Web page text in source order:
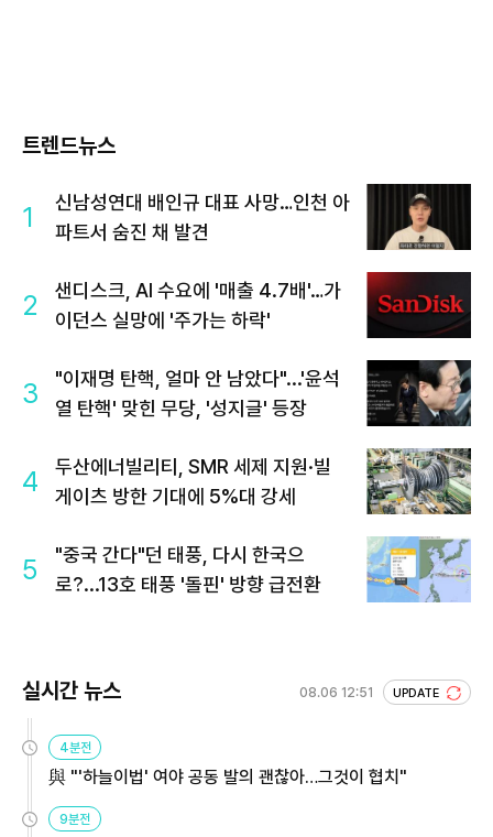
트렌드뉴스
1
신남성연대 배인규 대표 사망…인천 아
파트서 숨진 채 발견
2
샌디스크, AI 수요에 '매출 4.7배'…가
이던스 실망에 '주가는 하락'
3
"이재명 탄핵, 얼마 안 남았다"...'윤석
열 탄핵' 맞힌 무당, '성지글' 등장
4
두산에너빌리티, SMR 세제 지원·빌
게이츠 방한 기대에 5%대 강세
5
"중국 간다"던 태풍, 다시 한국으
로?...13호 태풍 '돌핀' 방향 급전환
실시간 뉴스 08.06 12:51 UPDATE
4분전
與 "'하늘이법' 여야 공동 발의 괜찮아…그것이 협치"
9분전